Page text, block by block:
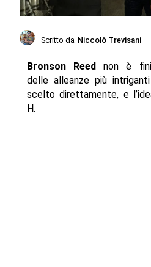
Scritto da Niccolò Trevisani
Bronson Reed
non è
delle alleanze più
scelto direttamente, e
H.